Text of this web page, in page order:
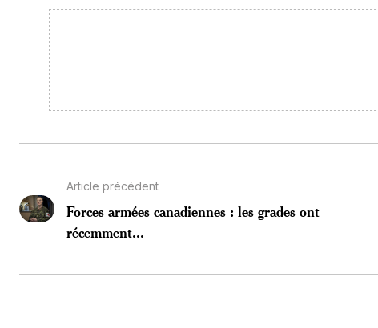
Article précédent
Forces armées canadiennes : les grades ont
récemment...